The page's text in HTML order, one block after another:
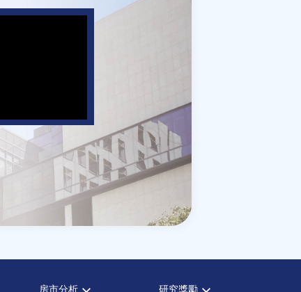
房市分析 研究獎勵